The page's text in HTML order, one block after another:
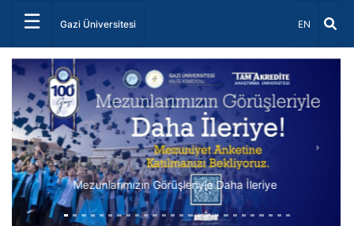
☰ Gazi Üniversitesi Dil Seçiniz
EN
Daha İleriye
Önceki